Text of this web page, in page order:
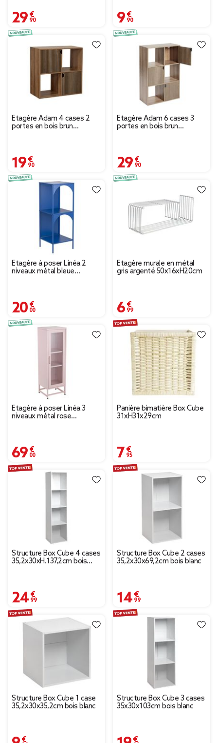
29,90 € 9,90 €
Étagère Adam 4 cases 2
portes en bois brun
19,90 €
Étagère Adam 6 cases 3
portes en bois brun
29,90 €
Étagère à poser Linéa 2
niveaux métal bleue
20,00 €
Étagère murale en métal
gris argenté 50x16xH20cm
6,99 €
Étagère à poser Linéa 3
niveaux métal rose
69,00 €
Panière bimatière Box Cube
31xH31x29cm
7,95 €
Structure Box Cube 4 cases
35,2x30xH.137,2cm bois
24,99 €
Structure Box Cube 2 cases
35,2x30x69,2cm bois blanc
14,99 €
Structure Box Cube 1 case
35,2x30x35,2cm bois blanc
9,99 €
Structure Box Cube 3 cases
35x30x103cm bois blanc
19,99 €